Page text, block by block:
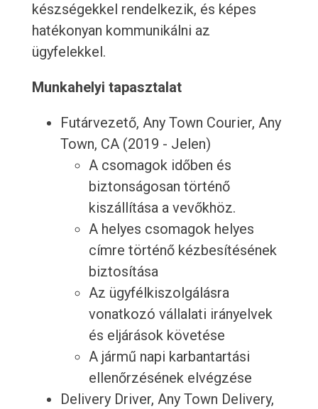
készségekkel rendelkezik, és képes
hatékonyan kommunikálni az
ügyfelekkel.
Munkahelyi tapasztalat
Futárvezető, Any Town Courier, Any
Town, CA (2019 - Jelen)
A csomagok időben és
biztonságosan történő
kiszállítása a vevőkhöz.
A helyes csomagok helyes
címre történő kézbesítésének
biztosítása
Az ügyfélkiszolgálásra
vonatkozó vállalati irányelvek
és eljárások követése
A jármű napi karbantartási
ellenőrzésének elvégzése
Delivery Driver, Any Town Delivery,